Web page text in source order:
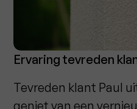
Ervaring tevreden
Tevreden klant Paul
geniet van een